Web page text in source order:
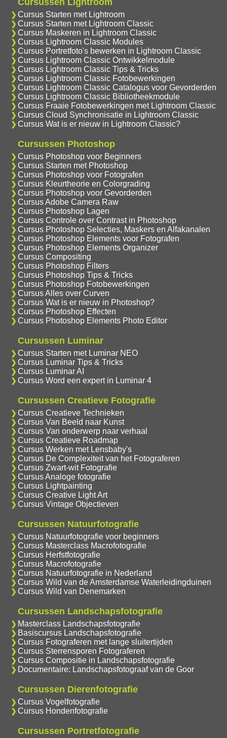
Cursus Starten met Lightroom
Cursus Starten met Lightroom Classic
Cursus Maskeren in Lightroom Classic
Cursus Lightroom Classic Modules
Cursus Portretfoto's bewerken in Lightroom Classic
Cursus Lightroom Classic Ontwikkelmodule
Cursus Lightroom Classic Tips & Tricks
Cursus Lightroom Classic Fotobewerkingen
Cursus Lightroom Classic Catalogus voor Gevorderden
Cursus Lightroom Classic Bibliotheekmodule
Cursus Fraaie Fotobewerkingen met Lightroom Classic
Cursus Cloud Synchronisatie in Lightroom Classic
Cursus Wat is er nieuw in Lightroom Classic?
Cursussen Photoshop
Cursus Photoshop voor Beginners
Cursus Starten met Photoshop
Cursus Photoshop voor Fotografen
Cursus Kleurtheorie en Colorgrading
Cursus Photoshop voor Gevorderden
Cursus Adobe Camera Raw
Cursus Photoshop Lagen
Cursus Controle over Contrast in Photoshop
Cursus Photoshop Selecties, Maskers en Alfakanalen
Cursus Photoshop Elements voor Fotografen
Cursus Photoshop Elements Organizer
Cursus Compositing
Cursus Photoshop Filters
Cursus Photoshop Tips & Tricks
Cursus Photoshop Fotobewerkingen
Cursus Alles over Curven
Cursus Wat is er nieuw in Photoshop?
Cursus Photoshop Effecten
Cursus Photoshop Elements Photo Editor
Cursussen Luminar
Cursus Starten met Luminar NEO
Cursus Luminar Tips & Tricks
Cursus Luminar AI
Cursus Word een expert in Luminar 4
Cursussen Creatieve Fotografie
Cursus Creatieve Technieken
Cursus Van Beeld naar Kunst
Cursus Van onderwerp naar verhaal
Cursus Creatieve Roadmap
Cursus Werken met Lensbaby's
Cursus De Complexiteit van het Fotograferen
Cursus Zwart-wit Fotografie
Cursus Analoge fotografie
Cursus Lightpainting
Cursus Creative Light Art
Cursus Vintage Objectieven
Cursussen Natuurfotografie
Cursus Natuurfotografie voor beginners
Cursus Masterclass Macrofotografie
Cursus Herfstfotografie
Cursus Macrofotografie
Cursus Natuurfotografie in Nederland
Cursus Wild van de Amsterdamse Waterleidingduinen
Cursus Wild van Denemarken
Cursussen Landschapsfotografie
Masterclass Landschapsfotografie
Basiscursus Landschapsfotografie
Cursus Fotograferen met lange sluitertijden
Cursus Sterrensporen Fotograferen
Cursus Compositie in Landschapsfotografie
Documentaire: Landschapsfotograaf van de Goor
Cursussen Dierenfotografie
Cursus Vogelfotografie
Cursus Hondenfotografie
Cursussen Portretfotografie